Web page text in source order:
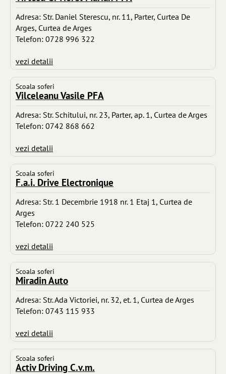
Adresa: Str. Daniel Sterescu, nr. 11, Parter, Curtea De
Arges, Curtea de Arges
Telefon: 0728 996 322
vezi detalii
Scoala soferi
Vilceleanu Vasile PFA
Adresa: Str. Schitului, nr. 23, Parter, ap. 1, Curtea de Arges
Telefon: 0742 868 662
vezi detalii
Scoala soferi
F.a.i. Drive Electronique
Adresa: Str. 1 Decembrie 1918 nr. 1 Etaj 1, Curtea de
Arges
Telefon: 0722 240 525
vezi detalii
Scoala soferi
Miradin Auto
Adresa: Str. Ada Victoriei, nr. 32, et. 1, Curtea de Arges
Telefon: 0743 115 933
vezi detalii
Scoala soferi
Activ Driving C.v.m.